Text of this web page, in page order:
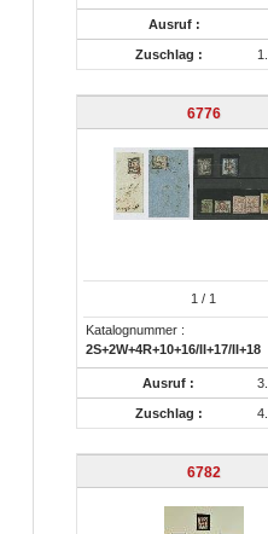
Ausruf :
Zuschlag :
6776
1 / 1
Katalognummer :
2S+2W+4R+10+16/II+17/II+18
Ausruf :
Zuschlag :
6782